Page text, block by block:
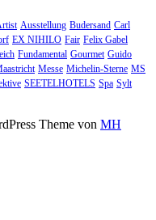
Ausstellung Budersand Carl
EX NIHILO Fair Felix Gabel
Fundamental Gourmet Guido
Messe Michelin-Sterne MS
SEETELHOTELS Spa Sylt
Theme von MH